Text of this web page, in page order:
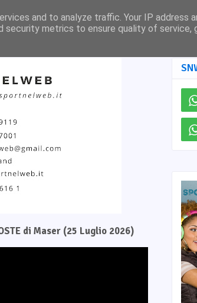
Facebook SNW TV
di Maser (25 Luglio 2026)
and to analyze traffic. Your IP address
security metrics to ensure quality of service,